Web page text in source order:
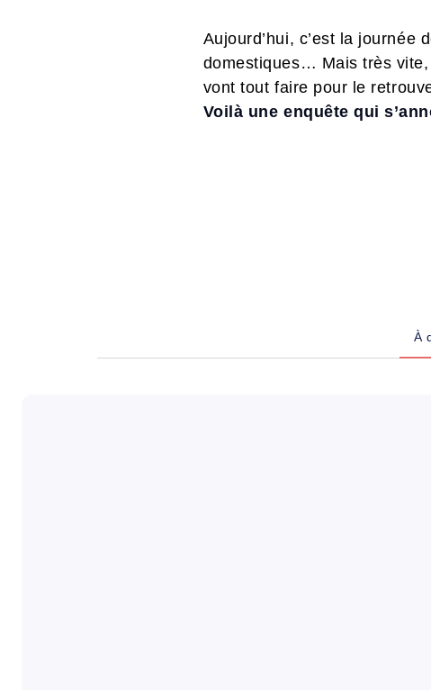
Aujourd’hui, c’est la journée
domestiques… Mais très vite,
vont tout faire pour le
Voilà une enquête qui
À